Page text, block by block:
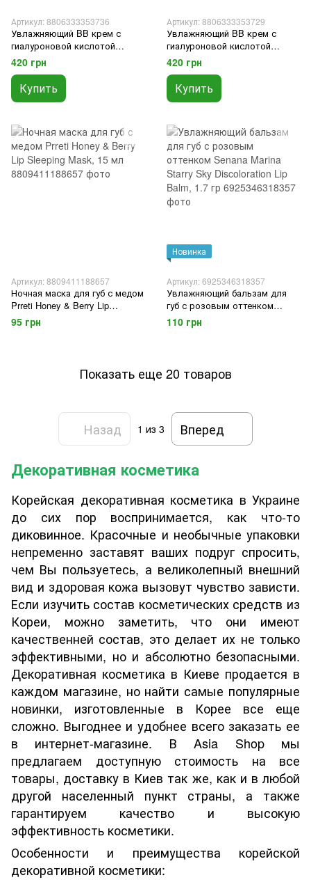
Артикул: 8806333353736
Увлажняющий BB крем с
гиалуроновой кислотой
Missha M Perfect Cover BB
Cream SPF 42 PA+++ 23, 50 ml
420 грн
Купить
Артикул: 8806333353729
Увлажняющий BB крем с
гиалуроновой кислотой
Missha M Perfect Cover BB
Cream SPF 42 PA+++ 21, 50 ml
420 грн
Купить
Артикул: 8809411188657
Ночная маска для губ с медом
Prreti Honey & Berry Lip
Sleeping Mask, 15 мл
95 грн
Новинка
Артикул: 6925346318357
Увлажняющий бальзам для
губ с розовым оттенком
Senana Marina Starry Sky
Discoloration Lip Balm, 1.7 гр
110 грн
Показать еще 20 товаров
Назад 1 из 3 Вперед
Декоративная косметика
Корейская декоративная косметика в Украине
до сих пор воспринимается, как что-то
диковинное. Красочные и необычные упаковки
непременно заставят ваших подруг спросить,
чем Вы пользуетесь, а великолепный внешний
вид и здоровая кожа вызовут чувство зависти.
Если изучить состав косметических средств из
Кореи, можно заметить, что они имеют
качественней состав, это делает их не только
эффективными, но и абсолютно безопасными.
Декоративная косметика в Киеве продается в
каждом магазине, но найти самые популярные
новинки, изготовленные в Корее все еще
сложно. Выгоднее и удобнее всего заказать ее
в интернет-магазине. В Asia Shop мы
предлагаем доступную стоимость на все
товары, доставку в Киев так же, как и в любой
другой населенный пункт страны, а также
гарантируем качество и высокую
эффективность косметики.
Особенности и преимущества корейской
декоративной косметики: